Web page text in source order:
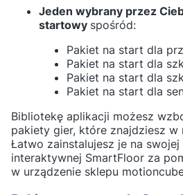
Jeden wybrany przez
startowy spośród:
Pakiet na start dla
Pakiet na start dla
Pakiet na start dla
Pakiet na start dla
Bibliotekę aplikacji możesz
pakiety gier, które znajdziesz w
Łatwo zainstalujesz je na swojej
interaktywnej SmartFloor za
w urządzenie sklepu